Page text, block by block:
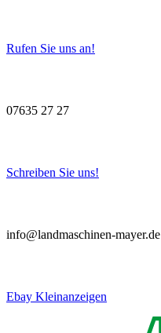
Rufen Sie uns an!
07635 27 27
Schreiben Sie uns!
info@landmaschinen-mayer.de
Ebay Kleinanzeigen